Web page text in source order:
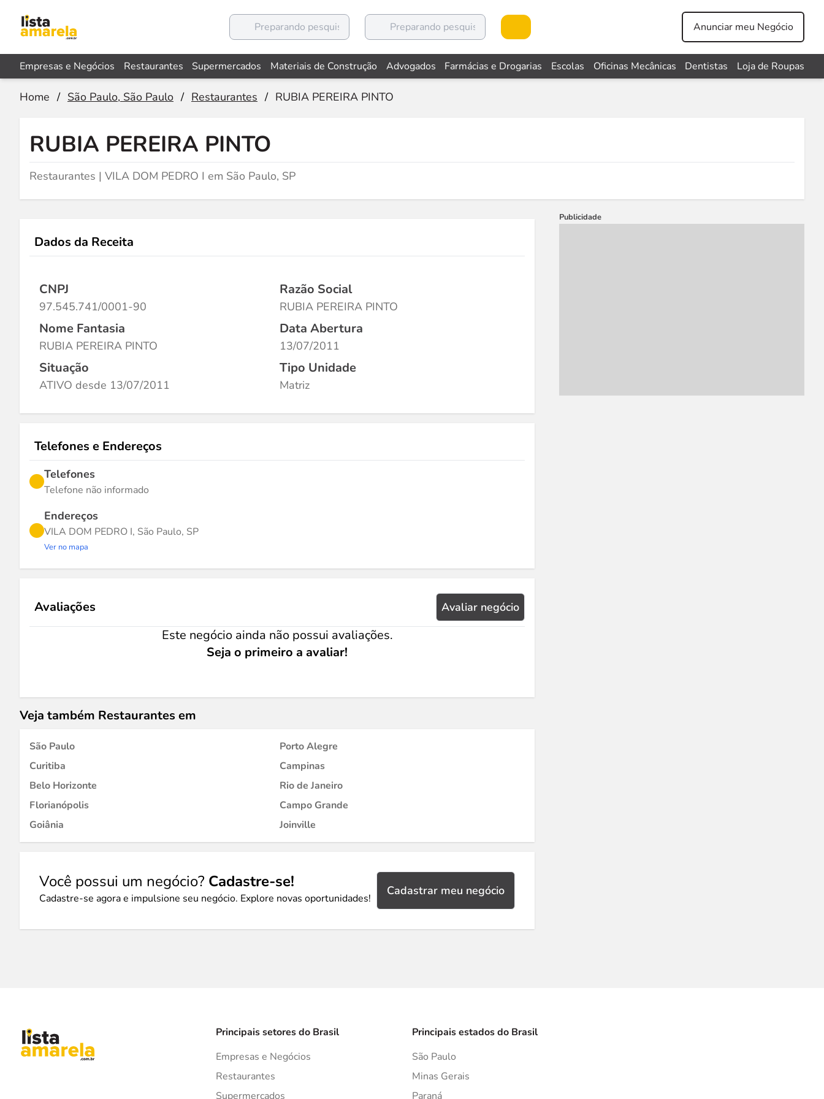
Anunciar meu Negócio
Empresas e Negócios Restaurantes Supermercados Materiais de Construção Advogados Farmácias e Drogarias Escolas Oficinas Mecânicas Dentistas Loja de Roupas
Home / São Paulo, São Paulo / Restaurantes / RUBIA PEREIRA PINTO
RUBIA PEREIRA PINTO
Restaurantes | VILA DOM PEDRO I em São Paulo, SP
Dados da Receita
CNPJ
97.545.741/0001-90
Razão Social
RUBIA PEREIRA PINTO
Nome Fantasia
RUBIA PEREIRA PINTO
Data Abertura
13/07/2011
Situação
ATIVO desde 13/07/2011
Tipo Unidade
Matriz
Telefones e Endereços
Telefones
Telefone não informado
Endereços
VILA DOM PEDRO I, São Paulo, SP
Ver no mapa
Avaliações Avaliar negócio
Este negócio ainda não possui avaliações.
Seja o primeiro a avaliar!
Veja também Restaurantes em
São Paulo
Porto Alegre
Curitiba
Campinas
Belo Horizonte
Rio de Janeiro
Florianópolis
Campo Grande
Goiânia
Joinville
Você possui um negócio? Cadastre-se!
Cadastre-se agora e impulsione seu negócio. Explore novas oportunidades!
Cadastrar meu negócio
Publicidade
Principais setores do Brasil
Empresas e Negócios
Restaurantes
Supermercados
Principais estados do Brasil
São Paulo
Minas Gerais
Paraná